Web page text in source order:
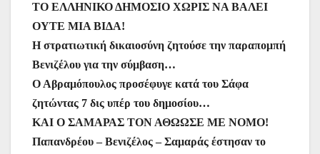
ΤΟ ΕΛΛΗΝΙΚΟ ΔΗΜΟΣΙΟ ΧΩΡΙΣ ΝΑ ΒΑΛΕΙ
ΟΥΤΕ ΜΙΑ ΒΙΔΑ!
Η στρατιωτική δικαιοσύνη ζητούσε την παραπομπή
Βενιζέλου για την σύμβαση…
Ο Αβραμόπουλος προσέφυγε κατά του Σάφα
ζητώντας 7 δις υπέρ του δημοσίου…
ΚΑΙ Ο ΣΑΜΑΡΑΣ ΤΟΝ ΑΘΩΩΣΕ ΜΕ ΝΟΜΟ!
Παπανδρέου – Βενιζέλος – Σαμαράς έστησαν το